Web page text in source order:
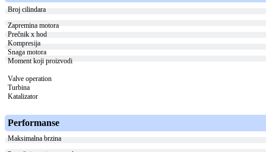
Broj cilindara
Zapremina motora
Prečnik x hod
Kompresija
Snaga motora
Moment koji proizvodi
Valve operation
Turbina
Katalizator
Performanse
Maksimalna brzina